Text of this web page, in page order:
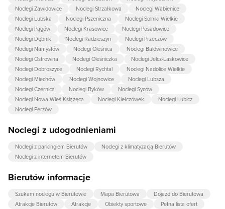
Noclegi Zawidowice
Noclegi Strzałkowa
Noclegi Wabienice
Noclegi Lubska
Noclegi Pszeniczna
Noclegi Solniki Wielkie
Noclegi Pągów
Noclegi Krasowice
Noclegi Posadowice
Noclegi Dębnik
Noclegi Radzieszyn
Noclegi Przeczów
Noclegi Namysłów
Noclegi Oleśnica
Noclegi Baldwinowice
Noclegi Ostrowina
Noclegi Oleśniczka
Noclegi Jelcz-Laskowice
Noclegi Dobroszyce
Noclegi Rychtal
Noclegi Nadolice Wielkie
Noclegi Miechów
Noclegi Wojnowice
Noclegi Lubsza
Noclegi Czernica
Noclegi Byków
Noclegi Syców
Noclegi Nowa Wieś Książęca
Noclegi Kiełczówek
Noclegi Lubicz
Noclegi Perzów
Noclegi z udogodnieniami
Noclegi z parkingiem Bierutów
Noclegi z klimatyzacją Bierutów
Noclegi z internetem Bierutów
Bierutów informacje
Szukam noclegu w Bierutowie Mapa Bierutowa
Dojazd do Bierutowa
Atrakcje Bierutów
Atrakcje Obiekty sportowe
Pełna lista ofert